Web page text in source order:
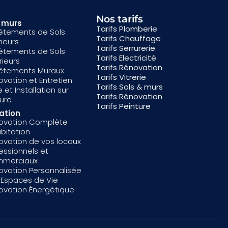
de Sols
de Sols
Muraux
et Entretien
et Installation sur
Complète
de vos locaux
et
Personnalisée
de Vie
Énergétique
Nos tarifs
Tarifs Plomberie
Tarifs Chauffage
Tarifs Serrurerie
Tarifs Electricité
Tarifs Rénovation
Tarifs Vitrerie
Tarifs Sols & murs
Tarifs Rénovation
Tarifs Peinture